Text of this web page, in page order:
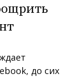
до сих